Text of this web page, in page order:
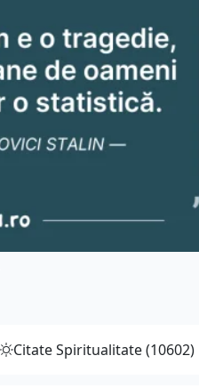
Citate Spiritualitate (10602)